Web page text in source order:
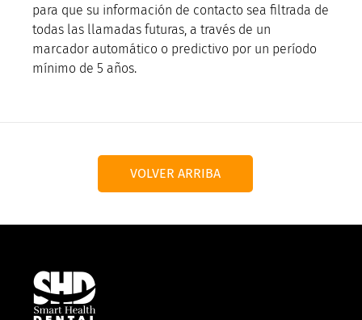
para que su información de contacto sea filtrada de
todas las llamadas futuras, a través de un
marcador automático o predictivo por un período
mínimo de 5 años.
VOLVER ARRIBA